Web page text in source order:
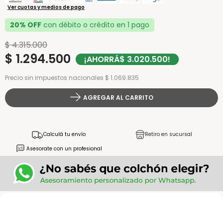
Ver cuotas y medios de pago
20% OFF con débito o crédito en 1 pago
$4.315.000
$ 1.294.500 ¡AHORRÁ$ 3.020.500!
Precio sin impuestos nacionales $ 1.069.835
AGREGAR AL CARRITO
Calculá tu envío
Retiro en sucursal
Asesorate con un profesional